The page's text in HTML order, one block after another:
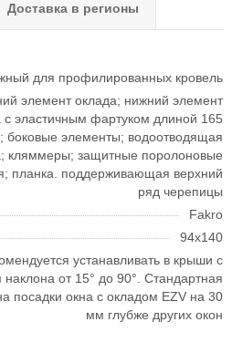
Доставка в регионы
для профилированных кровель
элемент оклада; нижний элемент
с эластичным фартуком длиной 165
боковые элементы; водоотводящая
кляммеры; защитные поролоновые
планка. поддерживающая верхний
ряд черепицы
Fakro
94х140
устанавливать в крыши с
наклона от 15° до 90°. Стандартная
посадки окна с окладом EZV на 30
мм глубже других окон